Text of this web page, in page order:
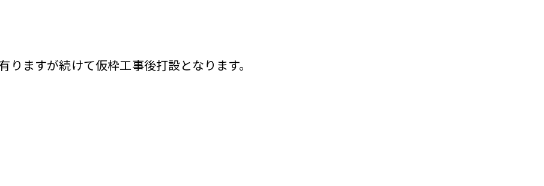
ますが続けて仮枠工事後打設となります。